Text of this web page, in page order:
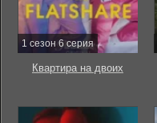
1 сезон 6 серия
Квартира на двоих